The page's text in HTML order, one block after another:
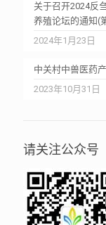
关于召开2024反
养殖论坛的通知(
2024年1月23日
中关村中兽医药
2023年10月31日
请关注公众号